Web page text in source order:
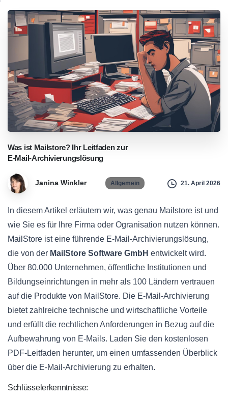
Was ist Mailstore? Ihr Leitfaden zur
E-Mail-Archivierungslösung
Janina Winkler Allgemein 21. April 2026
In diesem Artikel erläutern wir, was genau Mailstore ist und
wie Sie es für Ihre Firma oder Ogranisation nutzen können.
MailStore ist eine führende E-Mail-Archivierungslösung,
die von der MailStore Software GmbH entwickelt wird.
Über 80.000 Unternehmen, öffentliche Institutionen und
Bildungseinrichtungen in mehr als 100 Ländern vertrauen
auf die Produkte von MailStore. Die E-Mail-Archivierung
bietet zahlreiche technische und wirtschaftliche Vorteile
und erfüllt die rechtlichen Anforderungen in Bezug auf die
Aufbewahrung von E-Mails. Laden Sie den kostenlosen
PDF-Leitfaden herunter, um einen umfassenden Überblick
über die E-Mail-Archivierung zu erhalten.
Schlüsselerkenntnisse: